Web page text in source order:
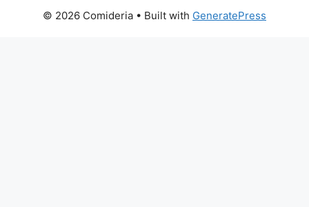
© 2026 Comideria • Built with GeneratePress